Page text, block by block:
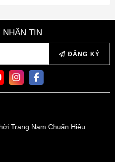
TIN
ĐĂNG KÝ
Trang Nam Chuẩn Hiệu